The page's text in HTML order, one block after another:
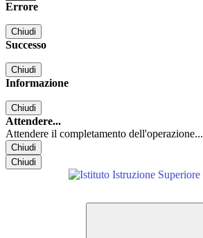
Errore
Chiudi
Successo
Chiudi
Informazione
Chiudi
Attendere...
Attendere il completamento dell'operazione...
Chiudi
Chiudi